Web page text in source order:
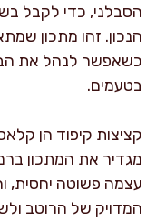
הסבלני, כדי לקבל
הנכון. זהו מתכון
כשאפשר לנהל את
בטעמים.
קציצות קיפוד הן
מגדיר את המתכון
עצמה פשוטה יחסית,
המדויק של הרוטב